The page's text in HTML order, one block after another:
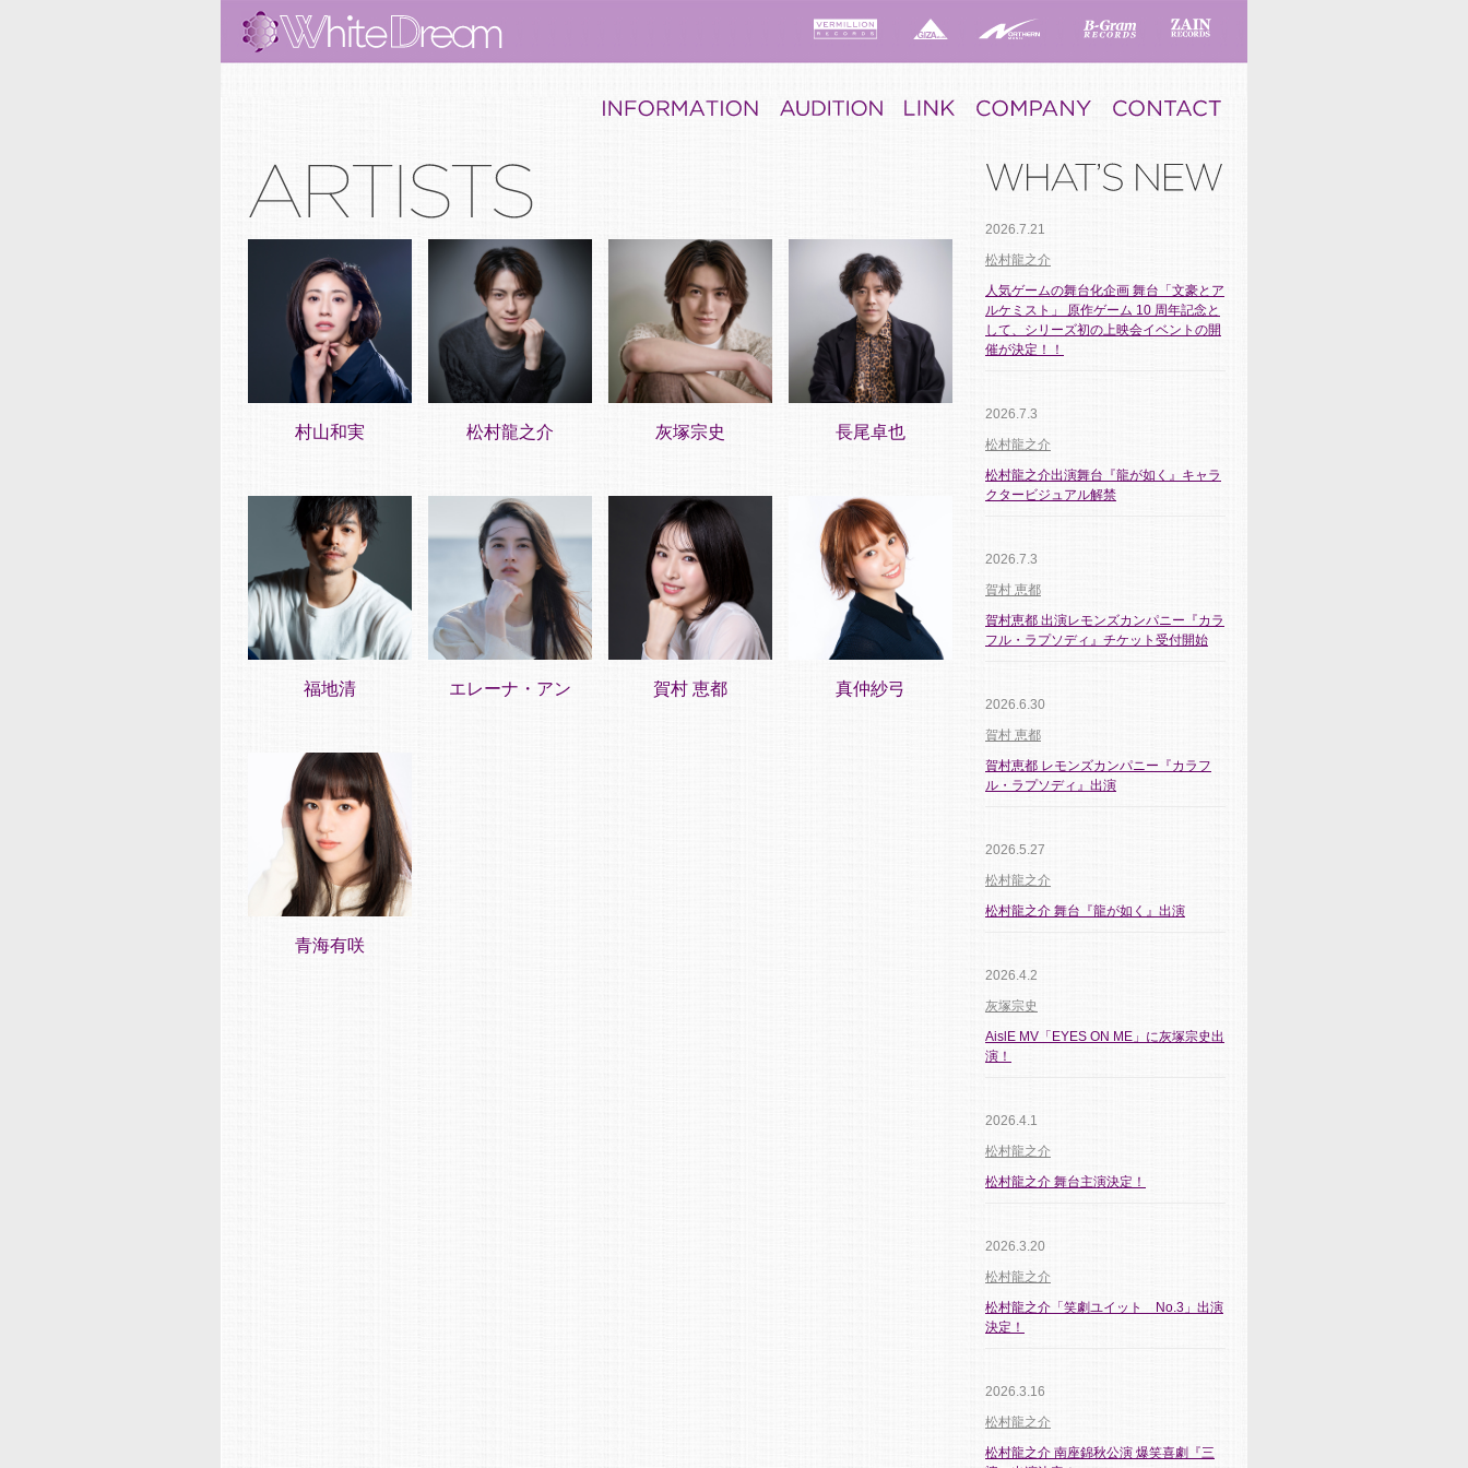
村山和実 松村龍之介 灰塚宗史 長尾卓也
福地清 エレーナ・アン 賀村 恵都 真仲紗弓
青海有咲
2026.7.21
松村龍之介
人気ゲームの舞台化企画 舞台「文豪とア
ルケミスト」 原作ゲーム 10 周年記念と
して、シリーズ初の上映会イベントの開
催が決定！！
2026.7.3
松村龍之介
松村龍之介出演舞台『龍が如く』キャラ
クタービジュアル解禁
2026.7.3
賀村 恵都
賀村恵都 出演レモンズカンパニー『カラ
フル・ラプソディ』チケット受付開始
2026.6.30
賀村 恵都
賀村恵都 レモンズカンパニー『カラフ
ル・ラプソディ』出演
2026.5.27
松村龍之介
松村龍之介 舞台『龍が如く』出演
2026.4.2
灰塚宗史
AislE MV「EYES ON ME」に灰塚宗史出
演！
2026.4.1
松村龍之介
松村龍之介 舞台主演決定！
2026.3.20
松村龍之介
松村龍之介「笑劇ユイット No.3」出演
決定！
2026.3.16
松村龍之介
松村龍之介 南座錦秋公演 爆笑喜劇『三